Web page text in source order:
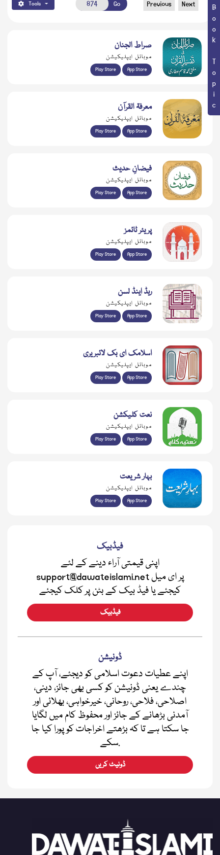
Book Topic
Tools Go Previous Next
صراط الجنان
موبائل ایپلیکیشن
Play Store App Store
معرفۃ القرآن
موبائل ایپلیکیشن
Play Store App Store
فیضانِ حدیث
موبائل ایپلیکیشن
Play Store App Store
پریئر ٹائمز
موبائل ایپلیکیشن
Play Store App Store
ریڈ اینڈ لسن
موبائل ایپلیکیشن
Play Store App Store
اسلامک ای بک لائبریری
موبائل ایپلیکیشن
Play Store App Store
نعت کلیکشن
موبائل ایپلیکیشن
Play Store App Store
بہار شریعت
موبائل ایپلیکیشن
Play Store App Store
فیڈبیک
اپنی قیمتی آراء دینے کے لئے
support@dawateislami.net پر ای میل
کیجئے یا فیڈ بیک کے بٹن پر کلک کیجئے
فیڈبیک
ڈونیشن
اپنے عطیات دعوت اسلامی کو دیجئے، آپ کے
چندے یعنی ڈونیشن کو کسی بھی جائز، دینی،
اصلاحی، فلاحی، روحانی، خیرخواہی، بھلائی اور
آمدنی بڑھانے کے جائز اور محفوظ کام میں لگایا
جا سکتا ہے تا کہ بڑھتے اخراجات کو پورا کیا جا
سکے.
ڈونیٹ کریں